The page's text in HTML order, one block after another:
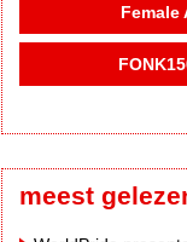
Female
meest